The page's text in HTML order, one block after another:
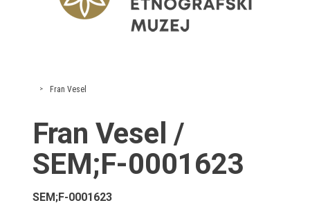
razstave
Občasne razstave
Gostovanja
E-razstave
Fran Vesel
Fran Vesel /
SEM;F-0001623
SEM;F-0001623